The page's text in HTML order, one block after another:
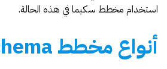
استخدام مخطط سكيما في هذه الحالة.
أنواع مخطط Schema